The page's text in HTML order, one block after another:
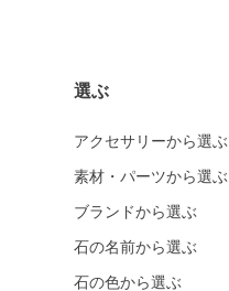
選ぶ
アクセサリーから選ぶ
素材・パーツから選ぶ
ブランドから選ぶ
石の名前から選ぶ
石の色から選ぶ